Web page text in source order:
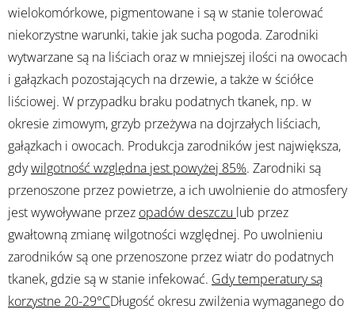
wielokomórkowe, pigmentowane i są w stanie tolerować
niekorzystne warunki, takie jak sucha pogoda. Zarodniki
wytwarzane są na liściach oraz w mniejszej ilości na owocach
i gałązkach pozostających na drzewie, a także w ściółce
liściowej. W przypadku braku podatnych tkanek, np. w
okresie zimowym, grzyb przeżywa na dojrzałych liściach,
gałązkach i owocach. Produkcja zarodników jest największa,
gdywilgotność względna jest powyżej 85%. Zarodniki są
przenoszone przez powietrze, a ich uwolnienie do atmosfery
jest wywoływane przez opadów deszczu lub przez
gwałtowną zmianę wilgotności względnej. Po uwolnieniu
zarodników są one przenoszone przez wiatr do podatnych
tkanek, gdzie są w stanie infekować. Gdy temperatury są
korzystne 20-29°CDługość okresu zwilżenia wymaganego do